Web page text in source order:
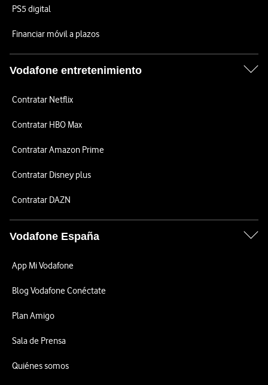
PS5 digital
Financiar móvil a plazos
Vodafone entretenimiento
Contratar Netflix
Contratar HBO Max
Contratar Amazon Prime
Contratar Disney plus
Contratar DAZN
Vodafone España
App Mi Vodafone
Blog Vodafone Conéctate
Plan Amigo
Sala de Prensa
Quiénes somos